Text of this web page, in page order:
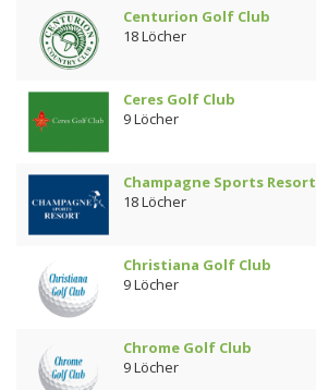
Centurion Golf Club
18 Löcher
Ceres Golf Club
9 Löcher
Champagne Sports Resort
18 Löcher
Christiana Golf Club
9 Löcher
Chrome Golf Club
9 Löcher